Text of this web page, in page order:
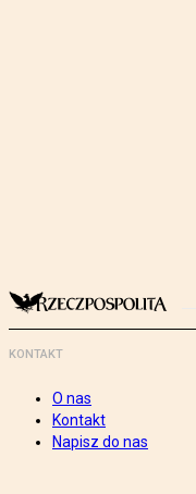
KONTAKT
O nas
Kontakt
Napisz do nas